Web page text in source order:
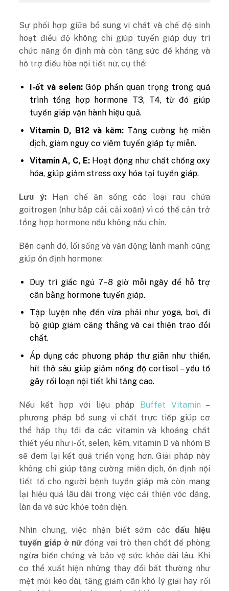
Sự phối hợp giữa bổ sung vi chất và chế độ sinh
hoạt điều độ không chỉ giúp tuyến giáp duy trì
chức năng ổn định mà còn tăng sức đề kháng và
hỗ trợ điều hòa nội tiết nữ, cụ thể:
I-ốt và selen:Góp phần quan trọng trong quá
trình tổng hợp hormone T3, T4, từ đó giúp
tuyến giáp vận hành hiệu quả.
Vitamin D, B12 và kẽm:Tăng cường hệ miễn
dịch, giảm nguy cơ viêm tuyến giáp tự miễn.
Vitamin A, C, E: Hoạt động như chất chống oxy
hóa, giúp giảm stress oxy hóa tại tuyến giáp.
Lưu ý:Hạn chế ăn sống các loại rau chứa
goitrogen (như bắp cải, cải xoăn) vì có thể cản trở
tổng hợp hormone nếu không nấu chín.
Bên cạnh đó, lối sống và vận động lành mạnh cũng
giúp ổn định hormone:
Duy trì giấc ngủ 7–8 giờ mỗi ngày để hỗ trợ
cân bằng hormone tuyến giáp.
Tập luyện nhẹ đến vừa phải như yoga, bơi, đi
bộ giúp giảm căng thẳng và cải thiện trao đổi
chất.
Áp dụng các phương pháp thư giãn như thiền,
hít thở sâu giúp giảm nồng độ cortisol – yếu tố
gây rối loạn nội tiết khi tăng cao.
Nếu kết hợp với liệu pháp Buffet Vitamin –
phương pháp bổ sung vi chất trực tiếp giúp cơ
thể hấp thụ tối đa các vitamin và khoáng chất
thiết yếu như i-ốt, selen, kẽm, vitamin D và nhóm B
sẽ đem lại kết quả triển vọng hơn. Giải pháp này
không chỉ giúp tăng cường miễn dịch, ổn định nội
tiết tố cho người bệnh tuyến giáp mà còn mang
lại hiệu quả lâu dài trong việc cải thiện vóc dáng,
làn da và sức khỏe toàn diện.
Nhìn chung, việc nhận biết sớm các dấu hiệu
tuyến giáp ở nữđóng vai trò then chốt để phòng
ngừa biến chứng và bảo vệ sức khỏe dài lâu. Khi
cơ thể xuất hiện những thay đổi bất thường như
mệt mỏi kéo dài, tăng giảm cân khó lý giải hay rối